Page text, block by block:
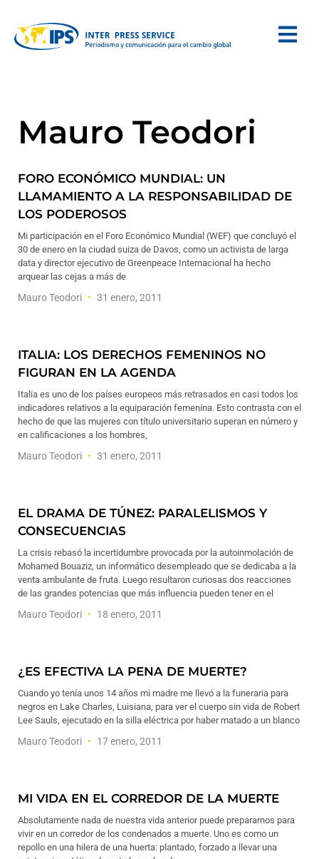
Mauro Teodori
FORO ECONÓMICO MUNDIAL: UN
LLAMAMIENTO A LA RESPONSABILIDAD DE
LOS PODEROSOS
Mi participación en el Foro Económico Mundial (WEF) que concluyó el
30 de enero en la ciudad suiza de Davos, como un activista de larga
data y director ejecutivo de Greenpeace Internacional ha hecho
arquear las cejas a más de
Mauro Teodori 31 enero, 2011
ITALIA: LOS DERECHOS FEMENINOS NO
FIGURAN EN LA AGENDA
Italia es uno de los países europeos más retrasados en casi todos los
indicadores relativos a la equiparación femenina. Esto contrasta con el
hecho de que las mujeres con título universitario superan en número y
en calificaciones a los hombres,
Mauro Teodori 31 enero, 2011
EL DRAMA DE TÚNEZ: PARALELISMOS Y
CONSECUENCIAS
La crisis rebasó la incertidumbre provocada por la autoinmolación de
Mohamed Bouaziz, un informático desempleado que se dedicaba a la
venta ambulante de fruta. Luego resultaron curiosas dos reacciones
de las grandes potencias que más influencia pueden tener en el
Mauro Teodori 18 enero, 2011
¿ES EFECTIVA LA PENA DE MUERTE?
Cuando yo tenía unos 14 años mi madre me llevó a la funeraria para
negros en Lake Charles, Luisiana, para ver el cuerpo sin vida de Robert
Lee Sauls, ejecutado en la silla eléctrica por haber matado a un blanco
Mauro Teodori 17 enero, 2011
MI VIDA EN EL CORREDOR DE LA MUERTE
Absolutamente nada de nuestra vida anterior puede prepararnos para
vivir en un corredor de los condenados a muerte. Uno es como un
repollo en una hilera de una huerta: plantado, forzado a llevar una